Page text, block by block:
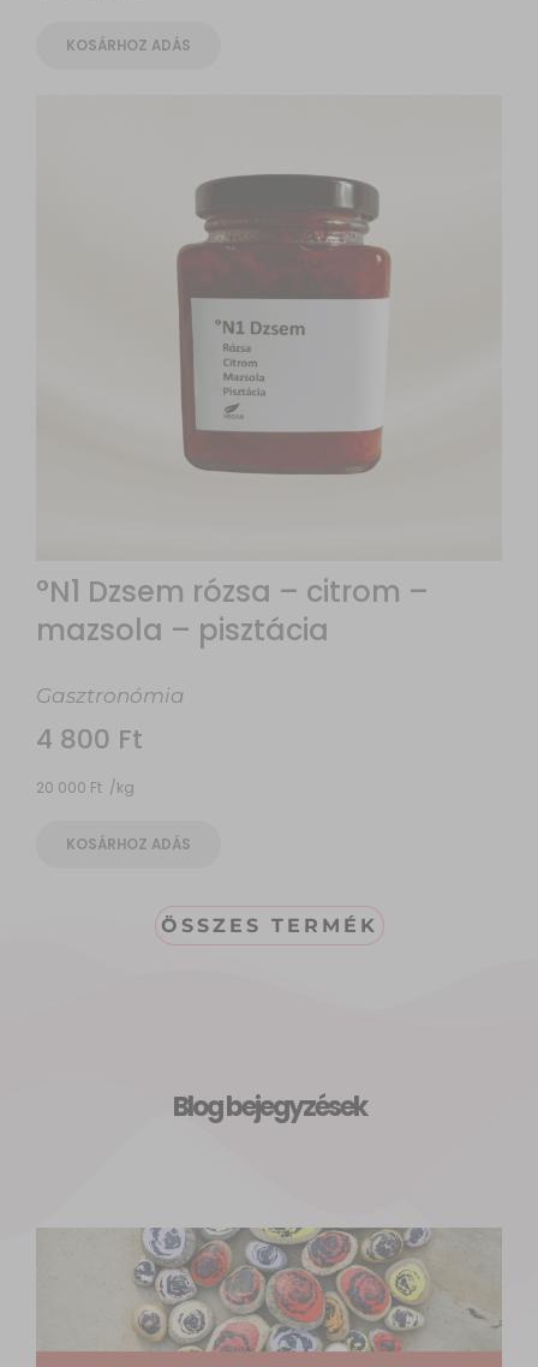
KOSÁRHOZ ADÁS
°N1 Dzsem rózsa – citrom –
mazsola – pisztácia
Gasztronómia
4 800 Ft
20 000 Ft /kg
KOSÁRHOZ ADÁS
ÖSSZES TERMÉK
Blog bejegyzések